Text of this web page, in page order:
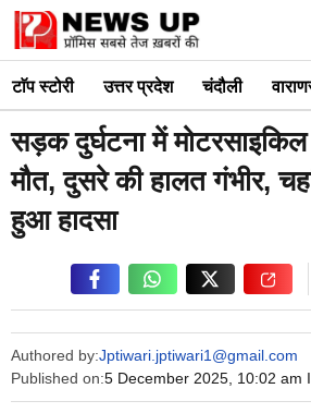
Skip
content
टाॅप स्टोरी उत्तर प्रदेश चंदौली
सड़क दुर्घटना में
मौत, दुसरे की हालत गंभीर,
हुआ हादसा
Authored by:Jptiwari.jptiwari1@gmail.com
Published on:5 December 2025, 10:02 am